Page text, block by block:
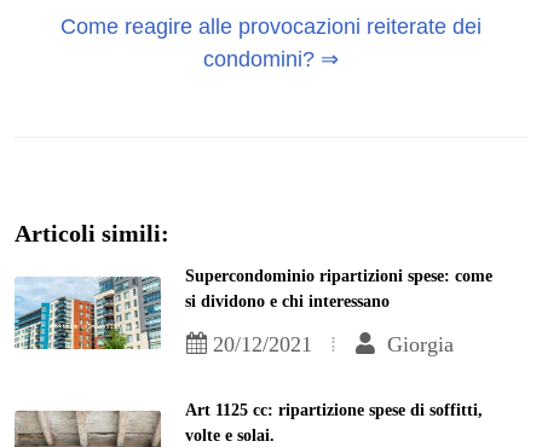
Come reagire alle provocazioni reiterate dei
condomini? ⇒
Articoli simili:
Supercondominio ripartizioni spese: come
si dividono e chi interessano
20/12/2021 Giorgia
Art 1125 cc: ripartizione spese di soffitti,
volte e solai.